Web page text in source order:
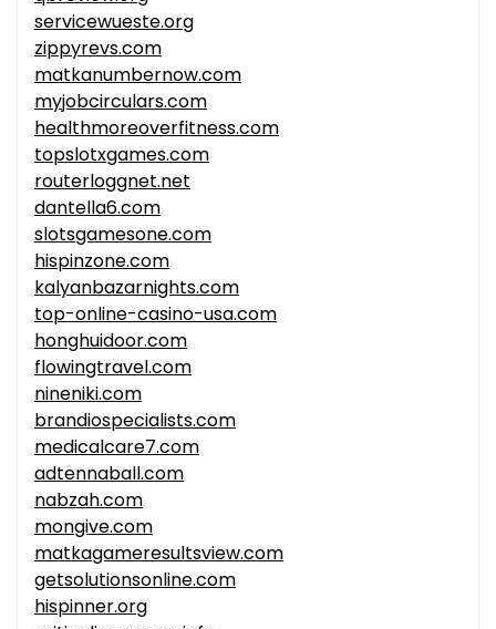
servicewueste.org
zippyrevs.com
matkanumbernow.com
myjobcirculars.com
healthmoreoverfitness.com
topslotxgames.com
routerloggnet.net
dantella6.com
slotsgamesone.com
hispinzone.com
kalyanbazarnights.com
top-online-casino-usa.com
honghuidoor.com
flowingtravel.com
nineniki.com
brandiospecialists.com
medicalcare7.com
adtennaball.com
nabzah.com
mongive.com
matkagameresultsview.com
getsolutionsonline.com
hispinner.org